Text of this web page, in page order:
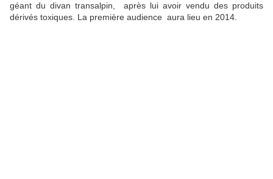
géant du divan transalpin, après lui avoir vendu des produits
dérivés toxiques. La première audience aura lieu en 2014.